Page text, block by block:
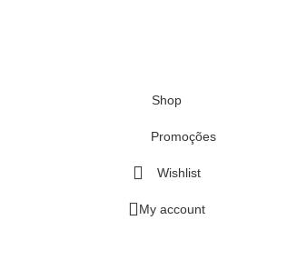
Shop
Promoções
Wishlist
My account